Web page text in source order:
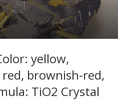
yellow,
brownish-red,
TiO2 Crystal